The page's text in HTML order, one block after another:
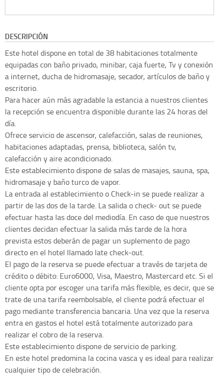
DESCRIPCIÓN
Este hotel dispone en total de 38 habitaciones totalmente
equipadas con baño privado, minibar, caja fuerte, Tv y conexión
a internet, ducha de hidromasaje, secador, artículos de baño y
escritorio.
Para hacer aún más agradable la estancia a nuestros clientes
la recepción se encuentra disponible durante las 24 horas del
día.
Ofrece servicio de ascensor, calefacción, salas de reuniones,
habitaciones adaptadas, prensa, biblioteca, salón tv,
calefacción y aire acondicionado.
Este establecimiento dispone de salas de masajes, sauna, spa,
hidromasaje y baño turco de vapor.
La entrada al establecimiento o Check-in se puede realizar a
partir de las dos de la tarde. La salida o check- out se puede
efectuar hasta las doce del mediodía. En caso de que nuestros
clientes decidan efectuar la salida más tarde de la hora
prevista estos deberán de pagar un suplemento de pago
directo en el hotel llamado late check-out.
El pago de la reserva se puede efectuar a través de tarjeta de
crédito o débito: Euro6000, Visa, Maestro, Mastercard etc. Si el
cliente opta por escoger una tarifa más flexible, es decir, que se
trate de una tarifa reembolsable, el cliente podrá efectuar el
pago mediante transferencia bancaria. Una vez que la reserva
entra en gastos el hotel está totalmente autorizado para
realizar el cobro de la reserva.
Este establecimiento dispone de servicio de parking.
En este hotel predomina la cocina vasca y es ideal para realizar
cualquier tipo de celebración.